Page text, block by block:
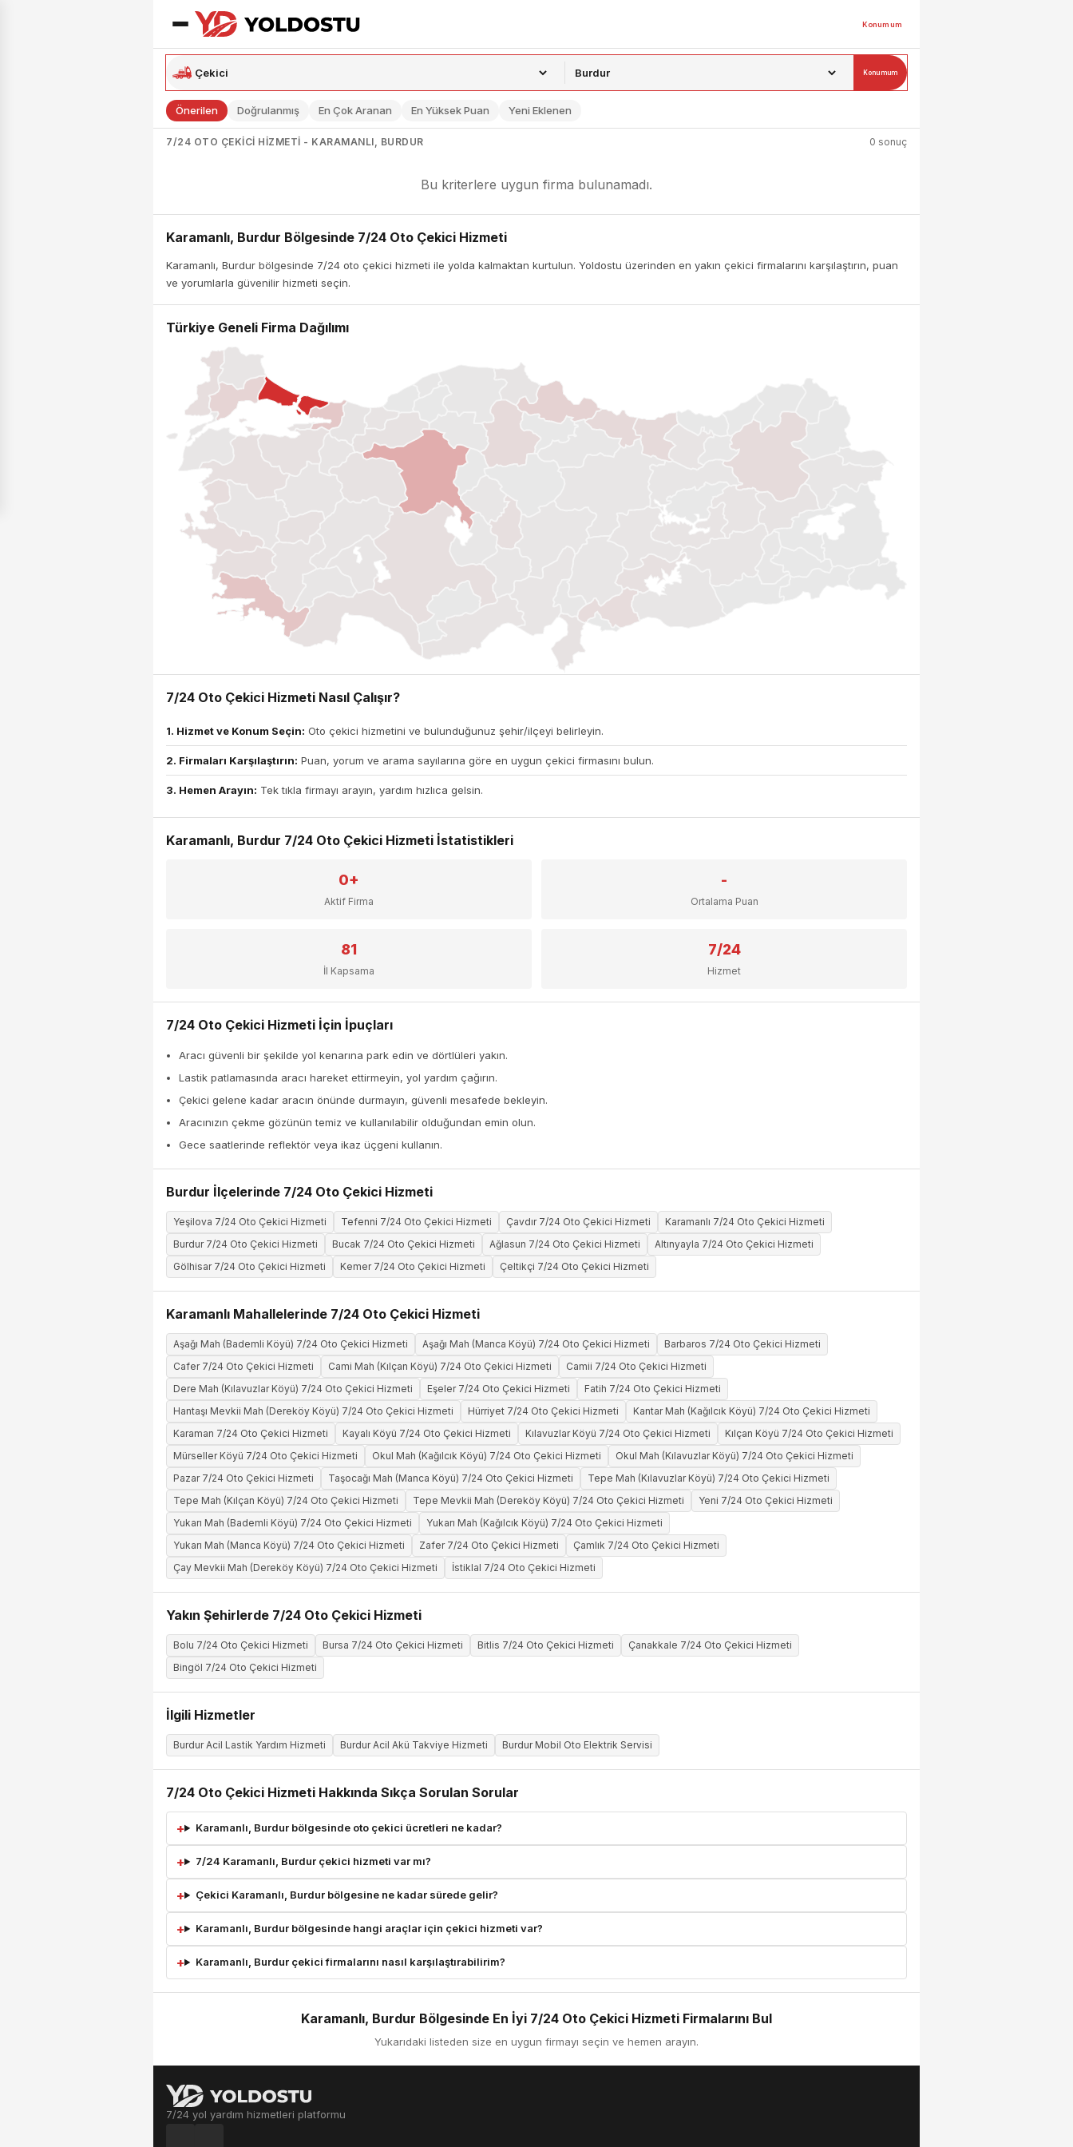
Konumum
Konumum
Önerilen Doğrulanmış En Çok Aranan En Yüksek Puan Yeni Eklenen
7/24 OTO ÇEKICI HIZMETI - KARAMANLI, BURDUR 0 sonuç
Bu kriterlere uygun firma bulunamadı.
Karamanlı, Burdur Bölgesinde 7/24 Oto Çekici Hizmeti
Karamanlı, Burdur bölgesinde 7/24 oto çekici hizmeti ile yolda kalmaktan kurtulun. Yoldostu üzerinden en yakın çekici firmalarını karşılaştırın, puan
ve yorumlarla güvenilir hizmeti seçin.
Türkiye Geneli Firma Dağılımı
7/24 Oto Çekici Hizmeti Nasıl Çalışır?
1. Hizmet ve Konum Seçin: Oto çekici hizmetini ve bulunduğunuz şehir/ilçeyi belirleyin.
2. Firmaları Karşılaştırın: Puan, yorum ve arama sayılarına göre en uygun çekici firmasını bulun.
3. Hemen Arayın: Tek tıkla firmayı arayın, yardım hızlıca gelsin.
Karamanlı, Burdur 7/24 Oto Çekici Hizmeti İstatistikleri
0+
Aktif Firma
-
Ortalama Puan
81
İl Kapsama
7/24
Hizmet
7/24 Oto Çekici Hizmeti İçin İpuçları
Aracı güvenli bir şekilde yol kenarına park edin ve dörtlüleri yakın.
Lastik patlamasında aracı hareket ettirmeyin, yol yardım çağırın.
Çekici gelene kadar aracın önünde durmayın, güvenli mesafede bekleyin.
Aracınızın çekme gözünün temiz ve kullanılabilir olduğundan emin olun.
Gece saatlerinde reflektör veya ikaz üçgeni kullanın.
Burdur İlçelerinde 7/24 Oto Çekici Hizmeti
Yeşilova 7/24 Oto Çekici Hizmeti Tefenni 7/24 Oto Çekici Hizmeti Çavdır 7/24 Oto Çekici Hizmeti
Karamanlı 7/24 Oto Çekici Hizmeti
Burdur 7/24 Oto Çekici Hizmeti
Bucak 7/24 Oto Çekici Hizmeti Ağlasun 7/24 Oto Çekici Hizmeti
Altınyayla 7/24 Oto Çekici Hizmeti
Gölhisar 7/24 Oto Çekici Hizmeti
Kemer 7/24 Oto Çekici Hizmeti Çeltikçi 7/24 Oto Çekici Hizmeti
Karamanlı Mahallelerinde 7/24 Oto Çekici Hizmeti
Aşağı Mah (Bademli Köyü) 7/24 Oto Çekici Hizmeti Aşağı Mah (Manca Köyü) 7/24 Oto Çekici Hizmeti
Barbaros 7/24 Oto Çekici Hizmeti
Cafer 7/24 Oto Çekici Hizmeti
Cami Mah (Kılçan Köyü) 7/24 Oto Çekici Hizmeti
Camii 7/24 Oto Çekici Hizmeti
Dere Mah (Kılavuzlar Köyü) 7/24 Oto Çekici Hizmeti
Eşeler 7/24 Oto Çekici Hizmeti
Fatih 7/24 Oto Çekici Hizmeti
Hantaşı Mevkii Mah (Dereköy Köyü) 7/24 Oto Çekici Hizmeti
Hürriyet 7/24 Oto Çekici Hizmeti
Kantar Mah (Kağılcık Köyü) 7/24 Oto Çekici Hizmeti
Karaman 7/24 Oto Çekici Hizmeti
Kayalı Köyü 7/24 Oto Çekici Hizmeti Kılavuzlar Köyü 7/24 Oto Çekici Hizmeti
Kılçan Köyü 7/24 Oto Çekici Hizmeti
Mürseller Köyü 7/24 Oto Çekici Hizmeti
Okul Mah (Kağılcık Köyü) 7/24 Oto Çekici Hizmeti
Okul Mah (Kılavuzlar Köyü) 7/24 Oto Çekici Hizmeti
Pazar 7/24 Oto Çekici Hizmeti
Taşocağı Mah (Manca Köyü) 7/24 Oto Çekici Hizmeti
Tepe Mah (Kılavuzlar Köyü) 7/24 Oto Çekici Hizmeti
Tepe Mah (Kılçan Köyü) 7/24 Oto Çekici Hizmeti
Tepe Mevkii Mah (Dereköy Köyü) 7/24 Oto Çekici Hizmeti
Yeni 7/24 Oto Çekici Hizmeti
Yukarı Mah (Bademli Köyü) 7/24 Oto Çekici Hizmeti
Yukarı Mah (Kağılcık Köyü) 7/24 Oto Çekici Hizmeti
Yukarı Mah (Manca Köyü) 7/24 Oto Çekici Hizmeti
Zafer 7/24 Oto Çekici Hizmeti
Çamlık 7/24 Oto Çekici Hizmeti
Çay Mevkii Mah (Dereköy Köyü) 7/24 Oto Çekici Hizmeti
İstiklal 7/24 Oto Çekici Hizmeti
Yakın Şehirlerde 7/24 Oto Çekici Hizmeti
Bolu 7/24 Oto Çekici Hizmeti Bursa 7/24 Oto Çekici Hizmeti Bitlis 7/24 Oto Çekici Hizmeti
Çanakkale 7/24 Oto Çekici Hizmeti
Bingöl 7/24 Oto Çekici Hizmeti
İlgili Hizmetler
Burdur Acil Lastik Yardım Hizmeti Burdur Acil Akü Takviye Hizmeti Burdur Mobil Oto Elektrik Servisi
7/24 Oto Çekici Hizmeti Hakkında Sıkça Sorulan Sorular
Karamanlı, Burdur bölgesinde oto çekici ücretleri ne kadar?
7/24 Karamanlı, Burdur çekici hizmeti var mı?
Çekici Karamanlı, Burdur bölgesine ne kadar sürede gelir?
Karamanlı, Burdur bölgesinde hangi araçlar için çekici hizmeti var?
Karamanlı, Burdur çekici firmalarını nasıl karşılaştırabilirim?
Karamanlı, Burdur Bölgesinde En İyi 7/24 Oto Çekici Hizmeti Firmalarını Bul
Yukarıdaki listeden size en uygun firmayı seçin ve hemen arayın.
7/24 yol yardım hizmetleri platformu